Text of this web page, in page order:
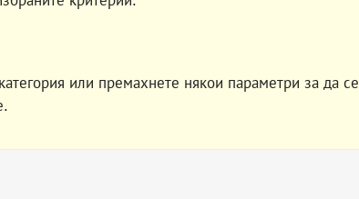
или премахнете някои параметри за да се